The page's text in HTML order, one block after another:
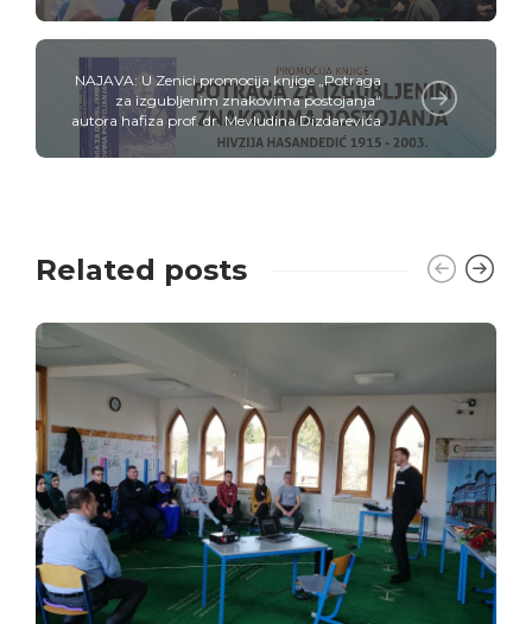
NAJAVA: U Zenici promocija knjige „Potraga
za izgubljenim znakovima postojanja“
autora hafiza prof. dr. Mevludina Dizdarevića
Related posts